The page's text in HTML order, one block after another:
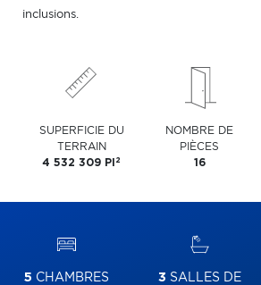
inclusions.
SUPERFICIE DU
TERRAIN
4 532 309 PI 2
NOMBRE DE
PIÈCES
16
5 CHAMBRES 3 SALLES DE